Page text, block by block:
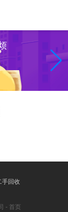
手回收
- 首页